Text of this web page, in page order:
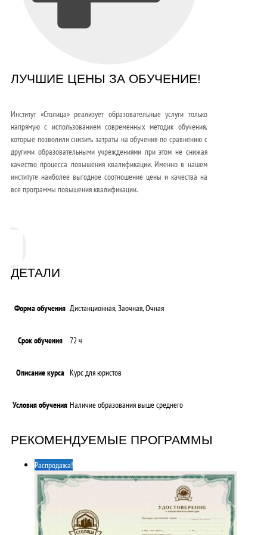
ЛУЧШИЕ ЦЕНЫ ЗА ОБУЧЕНИЕ!
Институт «Столица» реализует образовательные услуги только
напрямую с использованием современных методик обучения,
которые позволили снизить затраты на обучения по сравнению с
другими образовательными учреждениями при этом не снижая
качество процесса повышения квалификации. Именно в нашем
институте наиболее выгодное соотношение цены и качества на
все программы повышения квалификации.
ДЕТАЛИ
Форма обучения Дистанционная, Заочная, Очная
Срок обучения 72 ч
Описание курса Курс для юристов
Условия обучения Наличие образования выше среднего
РЕКОМЕНДУЕМЫЕ ПРОГРАММЫ
Распродажа!